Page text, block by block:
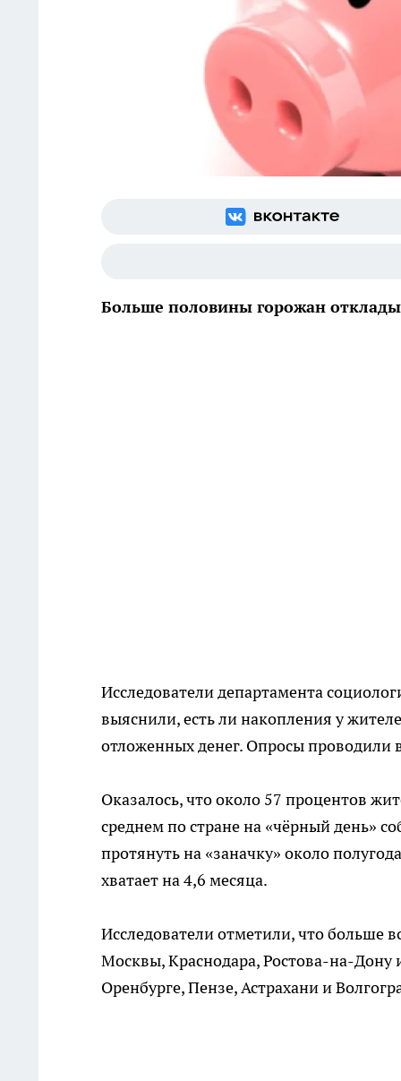
Больше половины горожан
Исследователи департамента
выяснили, есть ли накопления у
отложенных денег. Опросы проводили
Оказалось, что около 57 процентов
среднем по стране на «чёрный день»
протянуть на «заначку» около
хватает на 4,6 месяца.
Исследователи отметили, что больше
Москвы, Краснодара, Ростова-на-Дону
Оренбурге, Пензе, Астрахани и